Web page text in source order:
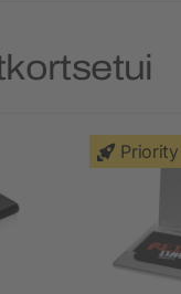
Priority